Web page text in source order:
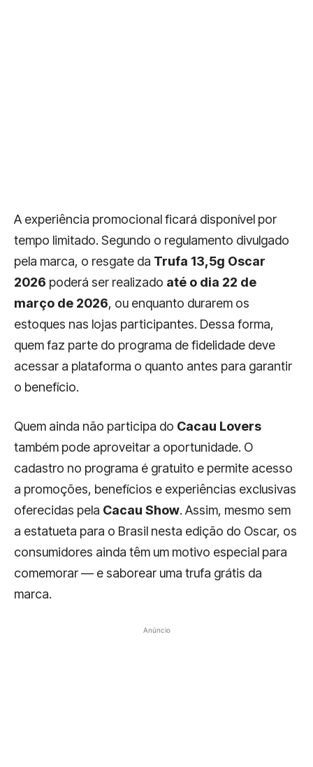
A experiência promocional ficará disponível por
tempo limitado. Segundo o regulamento divulgado
pela marca, o resgate da Trufa 13,5g Oscar
2026 poderá ser realizado até o dia 22 de
março de 2026, ou enquanto durarem os
estoques nas lojas participantes. Dessa forma,
quem faz parte do programa de fidelidade deve
acessar a plataforma o quanto antes para garantir
o benefício.
Quem ainda não participa do Cacau Lovers
também pode aproveitar a oportunidade. O
cadastro no programa é gratuito e permite acesso
a promoções, benefícios e experiências exclusivas
oferecidas pela Cacau Show. Assim, mesmo sem
a estatueta para o Brasil nesta edição do Oscar, os
consumidores ainda têm um motivo especial para
comemorar — e saborear uma trufa grátis da
marca.
Anúncio